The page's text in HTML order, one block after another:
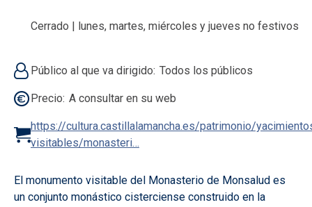
Cerrado | lunes, martes, miércoles y jueves no festivos
Público al que va dirigido Todos los públicos
Precio A consultar en su web
https://cultura.castillalamancha.es/patrimonio/
visitables/monasteri…
El monumento visitable del Monasterio de Monsalud es
un conjunto monástico cisterciense construido en la